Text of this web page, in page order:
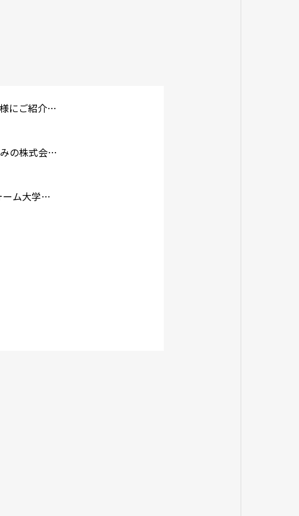
株式会社サンエースリフォーム様にご紹介いただきました！
【塗り処 ハケと手】でおなじみの株式会社ユーモア様にご掲載頂きました！
不動産メディアのやまはんリフォーム大学で紹介されました！